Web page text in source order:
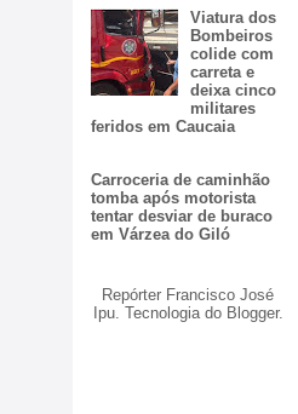
Viatura dos
Bombeiros
colide com
carreta e
deixa cinco
militares
feridos em Caucaia
Carroceria de caminhão
tomba após motorista
tentar desviar de buraco
em Várzea do Giló
Repórter Francisco José
Ipu. Tecnologia do Blogger.